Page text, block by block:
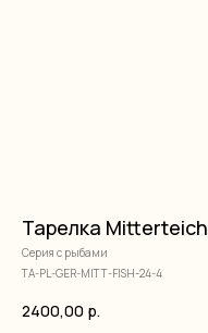
Тарелка
Серия с рыбами
TA-PL-GER-MITT-FISH-24-4
2400,00 р.